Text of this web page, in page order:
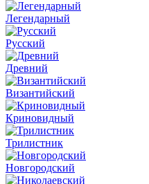
Легендарный
Русский
Древний
Византийский
Криновидный
Трилистник
Новгородский